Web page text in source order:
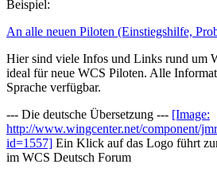
Beispiel:
An alle neuen Piloten (Einstiegshilfe,
Hier sind viele Infos und Links rund um
ideal für neue WCS Piloten. Alle
Sprache verfügbar.
--- Die deutsche Übersetzung --- [Image:
http://www.wingcenter.net/component/
id=1557] Ein Klick auf das Logo führt
im WCS Deutsch Forum